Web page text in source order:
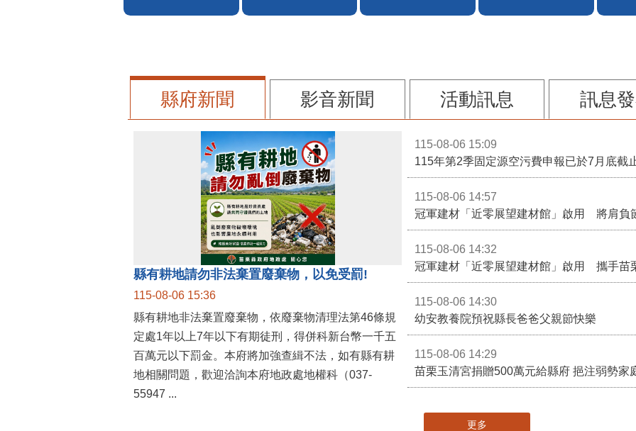
縣府新聞 影音新聞 活動訊息 訊息
縣有耕地請勿非法棄置廢棄物，以免受罰!
115-08-06 15:36
縣有耕地非法棄置廢棄物，依廢棄物清理法第46條規
定處1年以上7年以下有期徒刑，得併科新台幣一千五
百萬元以下罰金。本府將加強查緝不法，如有縣有耕
地相關問題，歡迎洽詢本府地政處地權科（037-
115-08-06 15:09
115-08-06 14:57
冠軍建材「近零展望建材館」啟用 將肩負
115-08-06 14:32
冠軍建材「近零展望建材館」啟用 攜手苗
115-08-06 14:30
幼安教養院預祝縣長爸爸父親節快樂
115-08-06 14:29
苗栗玉清宮捐贈500萬元給縣府 挹注弱勢家
更多